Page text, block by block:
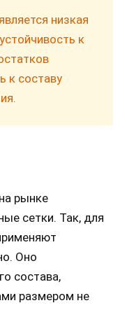
низкая
к
к составу
рынке
сетки. Так, для
Оно
состава,
размером не